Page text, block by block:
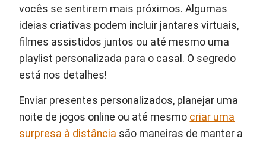
vocês se sentirem mais próximos. Algumas
ideias criativas podem incluir jantares virtuais,
filmes assistidos juntos ou até mesmo uma
playlist personalizada para o casal. O segredo
está nos detalhes!
Enviar presentes personalizados, planejar uma
noite de jogos online ou até mesmo criar uma
surpresa à distância são maneiras de manter a